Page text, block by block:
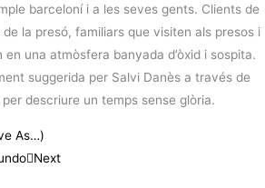
barceloní i a les seves gents. Clients de
la presó, familiars que visiten als presos i
una atmòsfera banyada d’òxid i sospita.
suggerida per Salvi Danès a través de
descriure un temps sense glòria.
As…)
Next